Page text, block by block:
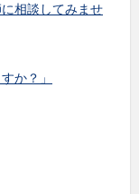
相談してみませ
か？」